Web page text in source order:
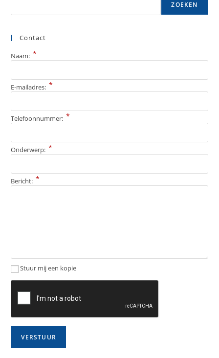
ZOEKEN
Contact
Naam: *
E-mailadres: *
Telefoonnummer: *
Onderwerp: *
Bericht: *
Stuur mij een kopie